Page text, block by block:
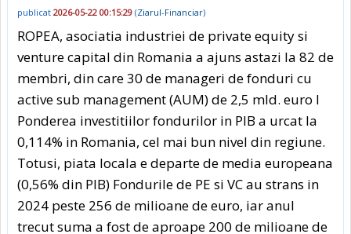
publicat 2026-05-22 00:15:29 (Ziarul-Financiar)
ROPEA, asociatia industriei de private equity si
venture capital din Romania a ajuns astazi la 82 de
membri, din care 30 de manageri de fonduri cu
active sub management (AUM) de 2,5 mld. euro l
Ponderea investitiilor fondurilor in PIB a urcat la
0,114% in Romania, cel mai bun nivel din regiune.
Totusi, piata locala e departe de media europeana
(0,56% din PIB) Fondurile de PE si VC au strans in
2024 peste 256 de milioane de euro, iar anul
trecut suma a fost de aproape 200 de milioane de